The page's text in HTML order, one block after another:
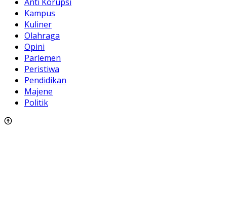
Anti Korupsi
Kampus
Kuliner
Olahraga
Opini
Parlemen
Peristiwa
Pendidikan
Majene
Politik